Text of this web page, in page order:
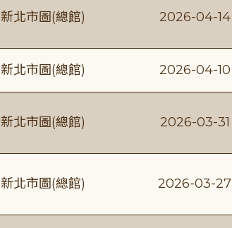
新北市圖(總館) 2026-04-14
新北市圖(總館) 2026-04-10
新北市圖(總館) 2026-03-31
新北市圖(總館) 2026-03-27